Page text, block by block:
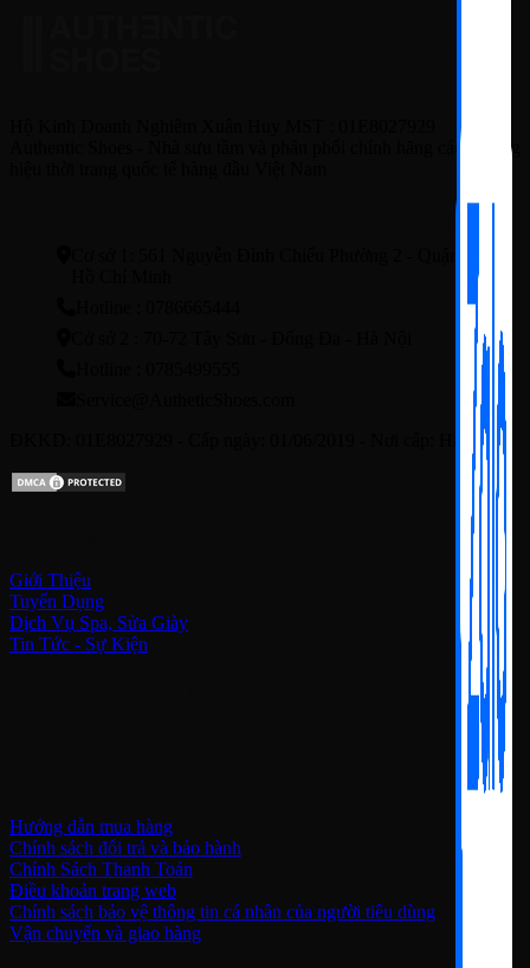
Authentic Shoes - Nhà sưu tầm và phân phối chính hãng các thương
ĐKKD: 01E8027929 - Cấp ngày: 01/06/2019 - Nơi cấp: Hà Nội
Giới Thiệu
Tuyển Dụng
Dịch Vụ Spa, Sửa Giày
Tin Tức - Sự Kiện
Hướng dẫn mua hàng
Chính sách đổi trả và bảo hành
Chính Sách Thanh Toán
Điều khoản trang web
Chính sách bảo vệ thông tin cá nhân của người tiêu dùng
Vận chuyển và giao hàng